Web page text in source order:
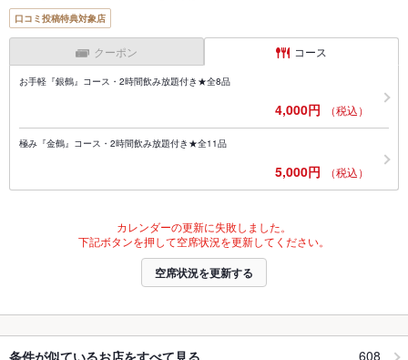
口コミ投稿特典対象店
クーポン コース
お手軽『銀鶴』コース・2時間飲み放題付き★全8品
4,000円 （税込）
極み『金鶴』コース・2時間飲み放題付き★全11品
5,000円 （税込）
カレンダーの更新に失敗しました。
下記ボタンを押して空席状況を更新してください。
空席状況を更新する
条件が似ているお店をすべて見る 608